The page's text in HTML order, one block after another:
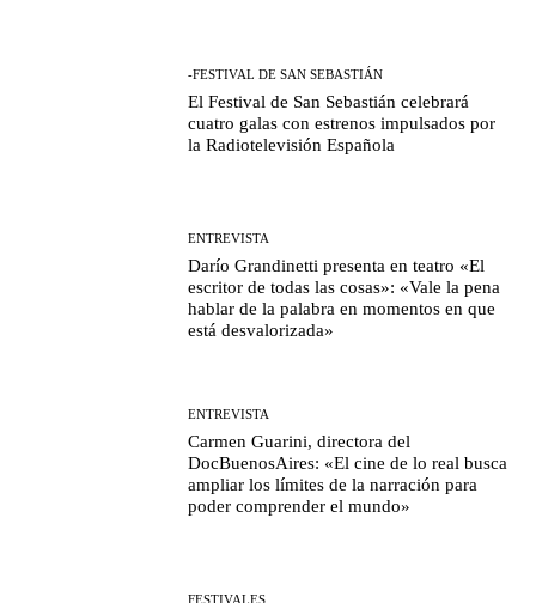
-FESTIVAL DE SAN SEBASTIÁN
El Festival de San Sebastián celebrará
cuatro galas con estrenos impulsados por
la Radiotelevisión Española
ENTREVISTA
Darío Grandinetti presenta en teatro «El
escritor de todas las cosas»: «Vale la pena
hablar de la palabra en momentos en que
está desvalorizada»
ENTREVISTA
Carmen Guarini, directora del
DocBuenosAires: «El cine de lo real busca
ampliar los límites de la narración para
poder comprender el mundo»
FESTIVALES